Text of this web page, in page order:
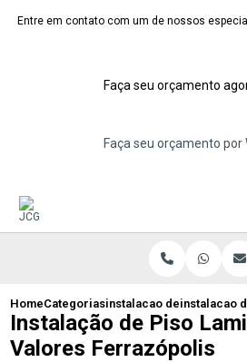
Entre em contato com um de nossos
Faça seu orçamento
Faça seu orçamento por
HomeCategoriasinstalacao de pisos
instalacao
Instalação de Piso
Valores Ferrazópolis